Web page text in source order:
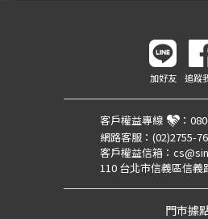
加好友 追蹤
客戶權益專線 ：
網路客服： (02)2755-
客戶權益信箱：
110 台北市信義區信義
門市據